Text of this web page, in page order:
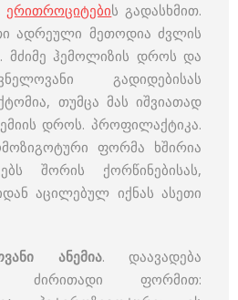
ერითროციტების გადასხმით.
ადრეული მეთოდია ძვლის
მძიმე ჰემოლიზის დროს და
გადიდებისას
თუმცა მას იშვიათად
დროს. პროფილაქტიკა.
ფორმა ხშირია
შორის ქორწინებისას,
აცილებულ იქნას ასეთი
ანემია. დაავადება
ძირითადი ფორმით: